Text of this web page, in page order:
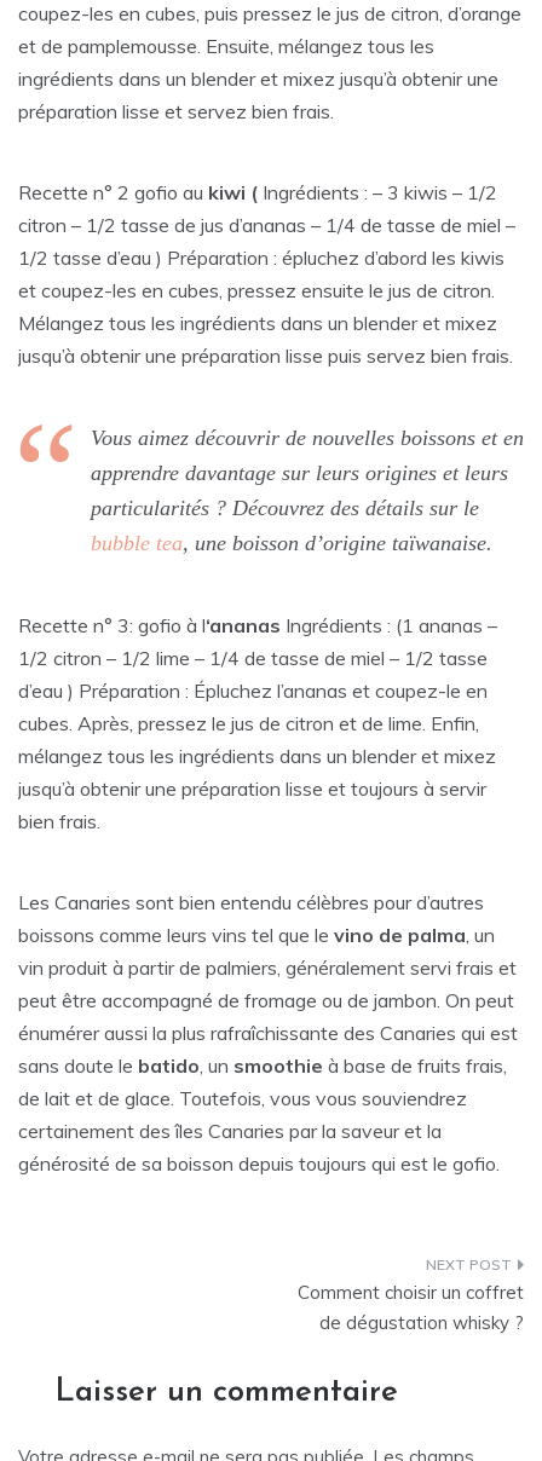
coupez-les en cubes, puis pressez le jus de citron, d’orange
et de pamplemousse. Ensuite, mélangez tous les
ingrédients dans un blender et mixez jusqu’à obtenir une
préparation lisse et servez bien frais.
Recette n° 2 gofio au kiwi ( Ingrédients : – 3 kiwis – 1/2
citron – 1/2 tasse de jus d’ananas – 1/4 de tasse de miel –
1/2 tasse d’eau ) Préparation : épluchez d’abord les kiwis
et coupez-les en cubes, pressez ensuite le jus de citron.
Mélangez tous les ingrédients dans un blender et mixez
jusqu’à obtenir une préparation lisse puis servez bien frais.
Vous aimez découvrir de nouvelles boissons et en
apprendre davantage sur leurs origines et leurs
particularités ? Découvrez des détails sur le
bubble tea, une boisson d’origine taïwanaise.
Recette n° 3: gofio à l‘ananas Ingrédients : (1 ananas –
1/2 citron – 1/2 lime – 1/4 de tasse de miel – 1/2 tasse
d’eau ) Préparation : Épluchez l’ananas et coupez-le en
cubes. Après, pressez le jus de citron et de lime. Enfin,
mélangez tous les ingrédients dans un blender et mixez
jusqu’à obtenir une préparation lisse et toujours à servir
bien frais.
Les Canaries sont bien entendu célèbres pour d’autres
boissons comme leurs vins tel que le vino de palma, un
vin produit à partir de palmiers, généralement servi frais et
peut être accompagné de fromage ou de jambon. On peut
énumérer aussi la plus rafraîchissante des Canaries qui est
sans doute le batido, un smoothie à base de fruits frais,
de lait et de glace. Toutefois, vous vous souviendrez
certainement des îles Canaries par la saveur et la
générosité de sa boisson depuis toujours qui est le gofio.
l’article
Comment choisir un coffret
de dégustation whisky ?
Laisser un commentaire